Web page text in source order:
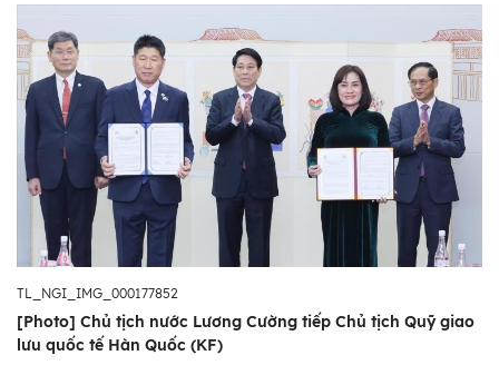
TL_NGI_IMG_000177852
[Photo] Chủ tịch nước Lương Cường tiếp Chủ tịch Quỹ giao
lưu quốc tế Hàn Quốc (KF)